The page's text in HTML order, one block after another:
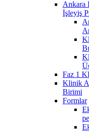
Ankara
İşleyiş
Faz 1
Klinik
Birimi
Formlar